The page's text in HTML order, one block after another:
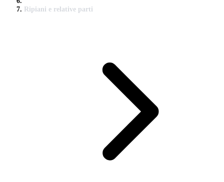
Ripiani e relative parti